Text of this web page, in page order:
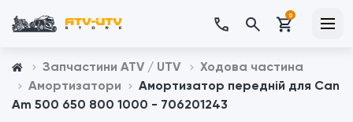
0
Запчастини ATV / UTV
Ходова частина
Амортизатори
Амортизатор передній для Can
Am 500 650 800 1000 - 706201243